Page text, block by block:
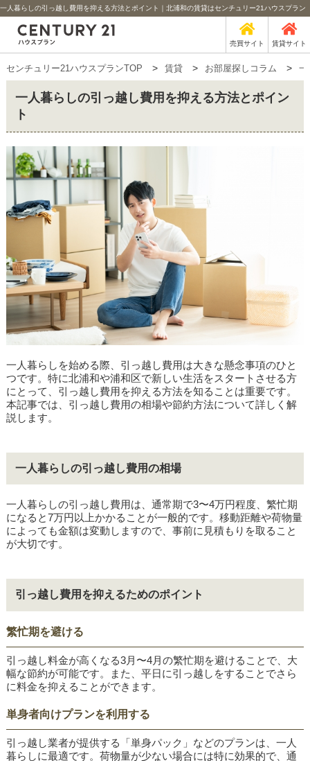
一人暮らしの引っ越し費用を抑える方法とポイント｜北浦和の賃貸はセンチュリー21ハウスプラン
売買サイト 賃貸サイト
センチュリー21ハウスプランTOP 賃貸 お部屋探しコラム 一
一人暮らしの引っ越し費用を抑える方法とポイン
ト
一人暮らしを始める際、引っ越し費用は大きな懸念事項のひと
つです。特に北浦和や浦和区で新しい生活をスタートさせる方
にとって、引っ越し費用を抑える方法を知ることは重要です。
本記事では、引っ越し費用の相場や節約方法について詳しく解
説します。
一人暮らしの引っ越し費用の相場
一人暮らしの引っ越し費用は、通常期で3〜4万円程度、繁忙期
になると7万円以上かかることが一般的です。移動距離や荷物量
によっても金額は変動しますので、事前に見積もりを取ること
が大切です。
引っ越し費用を抑えるためのポイント
繁忙期を避ける
引っ越し料金が高くなる3月〜4月の繁忙期を避けることで、大
幅な節約が可能です。また、平日に引っ越しをすることでさら
に料金を抑えることができます。
単身者向けプランを利用する
引っ越し業者が提供する「単身パック」などのプランは、一人
暮らしに最適です。荷物量が少ない場合には特に効果的で、通